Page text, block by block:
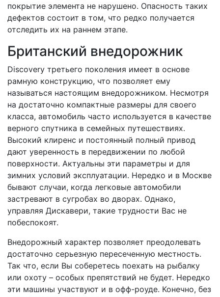
покрытие элемента не нарушено. Опасность таких
дефектов состоит в том, что редко получается
отследить их на раннем этапе.
Британский внедорожник
Discovery третьего поколения имеет в основе
рамную конструкцию, что позволяет ему
называться настоящим внедорожником. Несмотря
на достаточно компактные размеры для своего
класса, автомобиль часто используется в качестве
верного спутника в семейных путешествиях.
Высокий клиренс и постоянный полный привод
дают уверенность в передвижении по любой
поверхности. Актуальны эти параметры и для
зимних условий эксплуатации. Нередко и в Москве
бывают случаи, когда легковые автомобили
застревают в сугробах во дворах. Однако,
управляя Дискавери, такие трудности Вас не
побеспокоят.
Внедорожный характер позволяет преодолевать
достаточно серьезную пересеченную местность.
Так что, если Вы соберетесь поехать на рыбалку
или охоту – особых препятствий не будет. Нередко
эти машины участвуют и в офф-роуде. Конечно, без